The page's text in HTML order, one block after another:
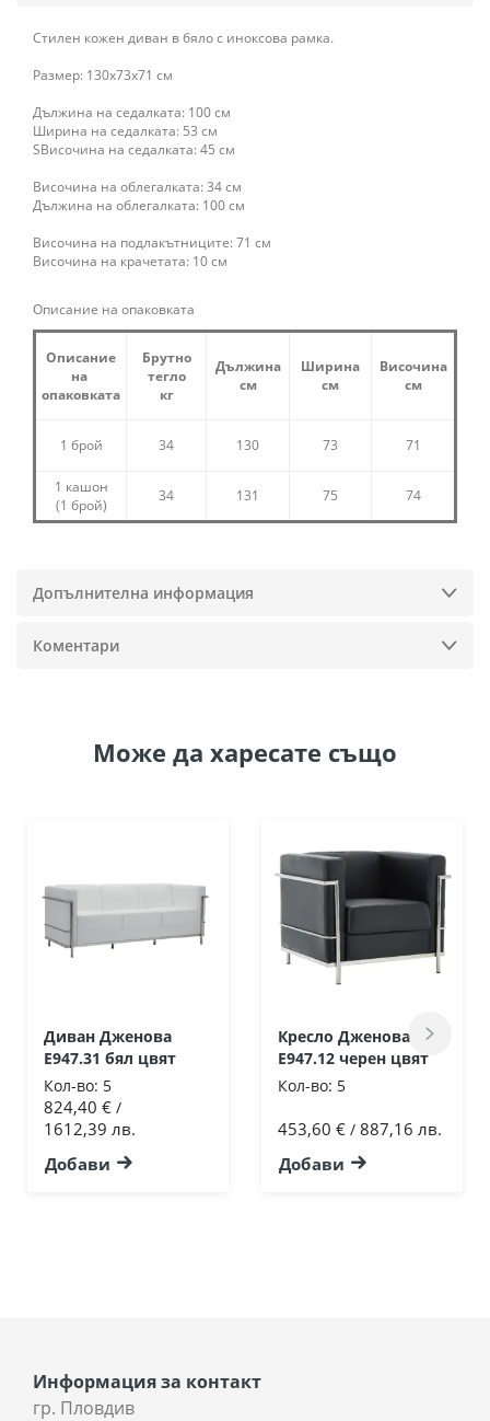
Стилен кожен диван в бяло с иноксова рамка.
Размер: 130x73x71 см
Дължина на седалката: 100 см
Ширина на седалката: 53 см
SВисочина на седалката: 45 см
Височина на облегалката: 34 см
Дължина на облегалката: 100 см
Височина на подлакътниците: 71 см
Височина на крачетата: 10 см
Описание на опаковката
Описание
на
опаковката
Брутно
тегло
кг
Дължина
см
Ширина
см
Височина
см
1 брой 34 130 73 71
1 кашон
(1 брой)
34 131 75 74
Допълнителна информация
Коментари
Може да харесате също
Диван Дженова
Ε947.31 бял цвят
Кол-во: 5
824,40 € /
1612,39 лв.
Добави
Кресло Дженова
Ε947.12 черен цвят
Кол-во: 5
453,60 € / 887,16 лв.
Добави
Информация за контакт
гр. Пловдив